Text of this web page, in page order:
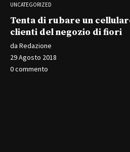
UNCATEGORIZED
Tenta di rubare un
clienti del negozio di fiori
da Redazione
29 Agosto 2018
0 commento